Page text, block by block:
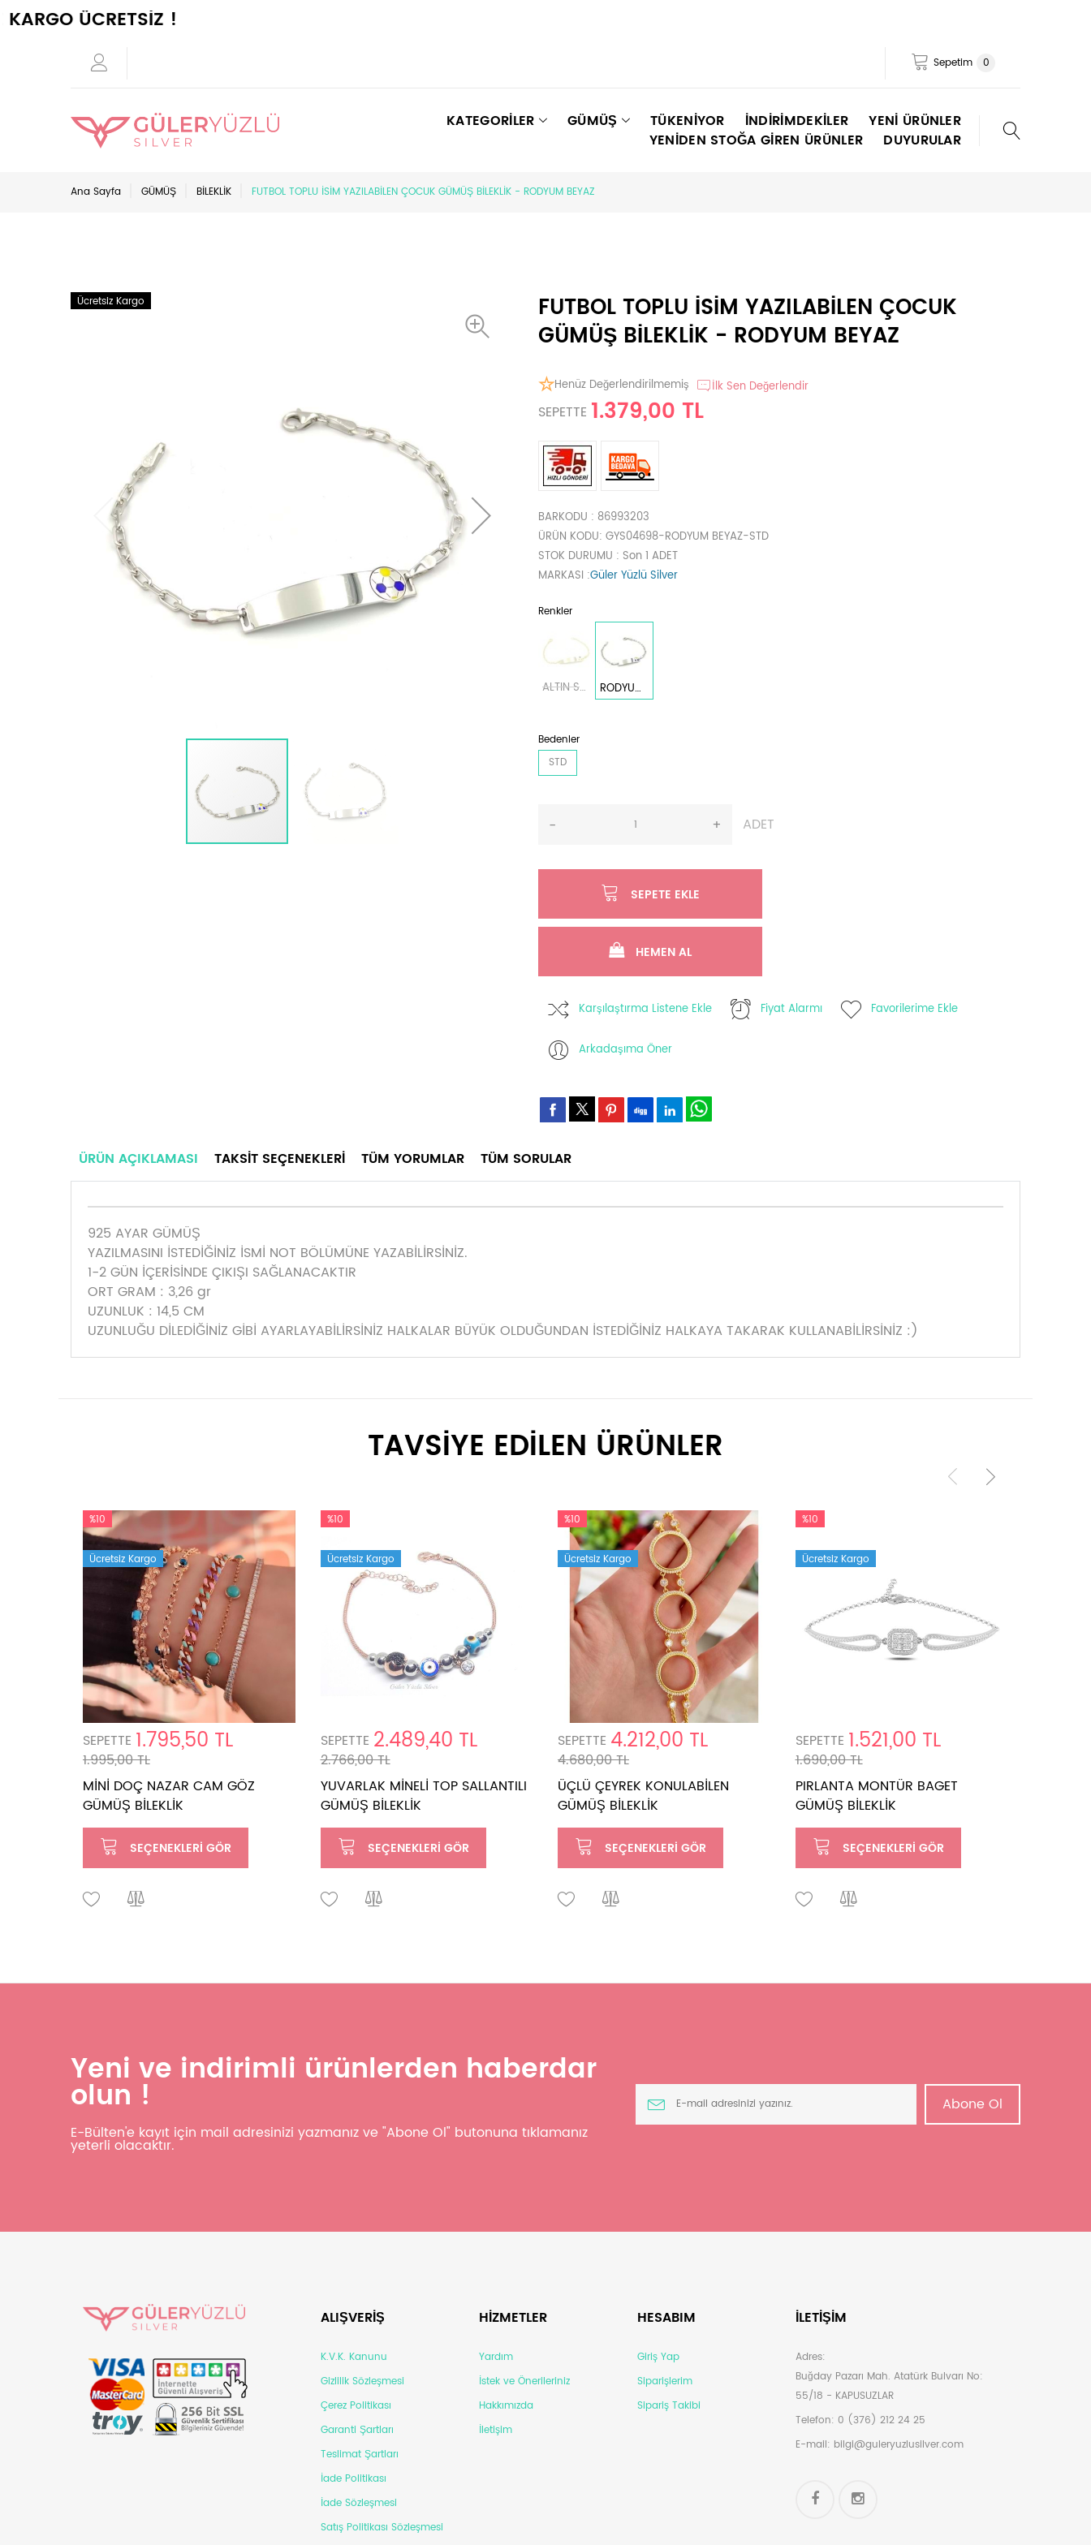
ÜCRETSİZ !
Sepetim 0
KATEGORİLER GÜMÜŞ TÜKENIYOR İNDIRIMDEKILER
YENI ÜRÜNLER
YENIDEN STOĞA GIREN ÜRÜNLER
DUYURULAR
Ana Sayfa GÜMÜŞ BİLEKLİK FUTBOL TOPLU İSİM YAZILABİLEN ÇOCUK GÜMÜŞ BİLEKLİK - RODYUM BEYAZ
FUTBOL TOPLU İSİM YAZILABİLEN ÇOCUK
GÜMÜŞ BİLEKLİK - RODYUM BEYAZ
Henüz Değerlendirilmemiş İlk Sen Değerlendir
SEPETTE 1.379,00 TL
BARKODU : 86993203
ÜRÜN KODU: GYS04698-RODYUM BEYAZ-STD
STOK DURUMU : Son 1 ADET
MARKASI :Güler Yüzlü Silver
Renkler
ALTIN SARI RODYUM BEYAZ
Bedenler
STD
- + ADET
SEPETE EKLE
HEMEN AL
Karşılaştırma Listene Ekle Fiyat Alarmı Favorilerime Ekle
Arkadaşıma Öner
Ücretsiz Kargo
ÜRÜN AÇIKLAMASI TAKSIT SEÇENEKLERI TÜM YORUMLAR TÜM SORULAR
925 AYAR GÜMÜŞ
YAZILMASINI İSTEDİĞİNİZ İSMİ NOT BÖLÜMÜNE YAZABİLİRSİNİZ.
1-2 GÜN İÇERİSİNDE ÇIKIŞI SAĞLANACAKTIR
ORT GRAM : 3,26 gr
UZUNLUK : 14,5 CM
UZUNLUĞU DİLEDİĞİNİZ GİBİ AYARLAYABİLİRSİNİZ HALKALAR BÜYÜK OLDUĞUNDAN İSTEDİĞİNİZ HALKAYA TAKARAK KULLANABİLİRSİNİZ :)
TAVSİYE EDİLEN ÜRÜNLER
%10
Ücretsiz Kargo
SEPETTE 1.795,50 TL
1.995,00 TL
MİNİ DOÇ NAZAR CAM GÖZ
GÜMÜŞ BİLEKLİK
SEÇENEKLERI GÖR
%10
Ücretsiz Kargo
SEPETTE 2.489,40 TL
2.766,00 TL
YUVARLAK MİNELİ TOP SALLANTILI
GÜMÜŞ BİLEKLİK
SEÇENEKLERI GÖR
%10
Ücretsiz Kargo
SEPETTE 4.212,00 TL
4.680,00 TL
ÜÇLÜ ÇEYREK KONULABİLEN
GÜMÜŞ BİLEKLİK
SEÇENEKLERI GÖR
%10
Ücretsiz Kargo
SEPETTE 1.521,00 TL
1.690,00 TL
PIRLANTA MONTÜR BAGET
GÜMÜŞ BİLEKLİK
SEÇENEKLERI GÖR
Yeni ve indirimli ürünlerden haberdar
olun !
E-Bülten'e kayıt için mail adresinizi yazmanız ve "Abone Ol" butonuna tıklamanız
yeterli olacaktır.
Abone Ol
ALIŞVERİŞ
K.V.K. Kanunu
Gizlilik Sözleşmesi
Çerez Politikası
Garanti Şartları
Teslimat Şartları
İade Politikası
İade Sözleşmesi
Satış Politikası Sözleşmesi
HİZMETLER
Yardım
İstek ve Önerileriniz
Hakkımızda
İletişim
HESABIM
Giriş Yap
Siparişlerim
Sipariş Takibi
İLETIŞIM
Adres:
Buğday Pazarı Mah. Atatürk Bulvarı No:
55/18 - KAPUSUZLAR
Telefon: 0 (376) 212 24 25
E-mail: bilgi@guleryuzlusilver.com